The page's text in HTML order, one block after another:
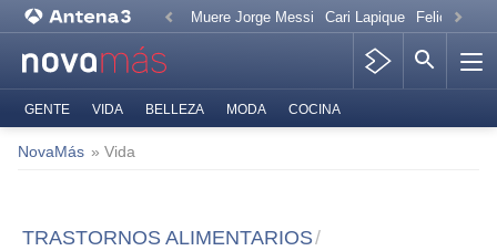
Muere Jorge Messi Cari Lapique Felicitación
GENTE VIDA BELLEZA MODA COCINA
NovaMás » Vida
TRASTORNOS ALIMENTARIOS